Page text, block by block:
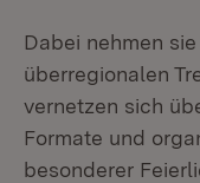
Dabei nehmen
überregionalen
vernetzen sich
Formate und
besonderer